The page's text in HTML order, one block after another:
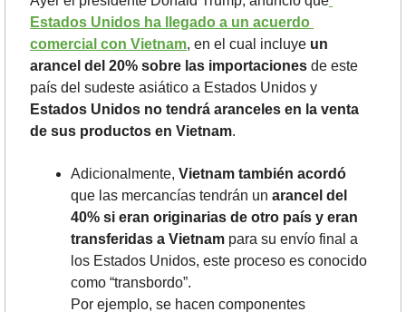
Estados Unidos ha llegado a un acuerdo
comercial con Vietnam, en el cual incluye un
arancel del 20% sobre las importaciones de este
Estados Unidos no tendrá aranceles en la venta
de sus productos en Vietnam.
Adicionalmente,
que las mercancías tendrán un arancel del
40% si eran originarias de otro país y eran
transferidas a Vietnam para su envío final a
los Estados Unidos, este proceso es conocido
como “transbordo”.
Por ejemplo, se hacen componentes